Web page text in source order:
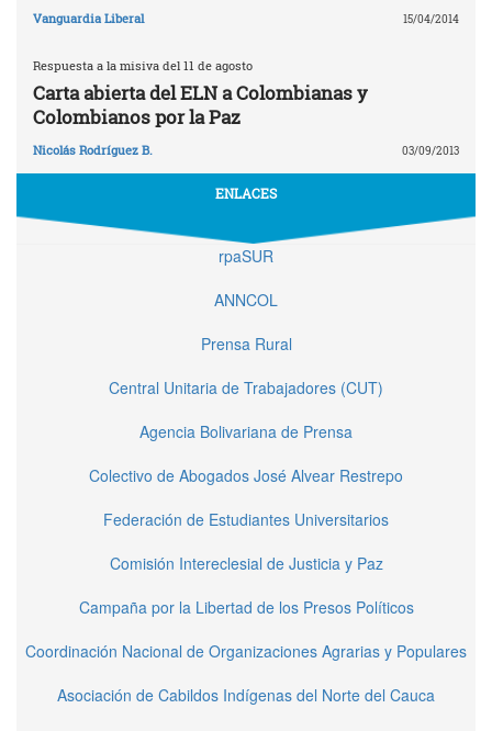
Vanguardia Liberal 15/04/2014
Respuesta a la misiva del 11 de agosto
Carta abierta del ELN a Colombianas y
Colombianos por la Paz
Nicolás Rodríguez B. 03/09/2013
ENLACES
rpaSUR
ANNCOL
Prensa Rural
Central Unitaria de Trabajadores (CUT)
Agencia Bolivariana de Prensa
Colectivo de Abogados José Alvear Restrepo
Federación de Estudiantes Universitarios
Comisión Intereclesial de Justicia y Paz
Campaña por la Libertad de los Presos Políticos
Coordinación Nacional de Organizaciones Agrarias y Populares
Asociación de Cabildos Indígenas del Norte del Cauca